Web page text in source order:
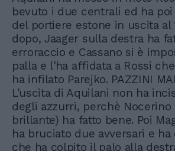
bevuto i due centrali ed ha
del portiere estone in uscita al
dopo, Jaager sulla destra ha
erroraccio e Cassano si è
palla e l'ha affidata a Rossi
ha infilato Parejko. PAZZINI
L'uscita di Aquilani non ha
degli azzurri, perchè Nocerino
brillante) ha fatto bene. Poi
ha bruciato due avversari e ha
che ha colpito il palo alla